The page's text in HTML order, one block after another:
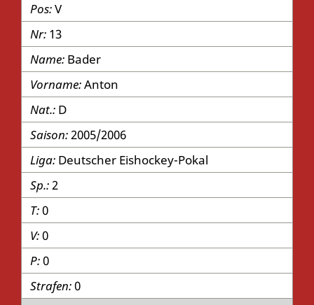
V
13
Bader
Anton
D
2005/2006
Deutscher Eishockey-Pokal
2
0
0
0
0